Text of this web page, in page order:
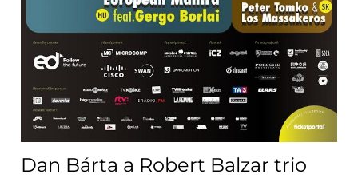
Dan Bárta a Robert Balzar trio